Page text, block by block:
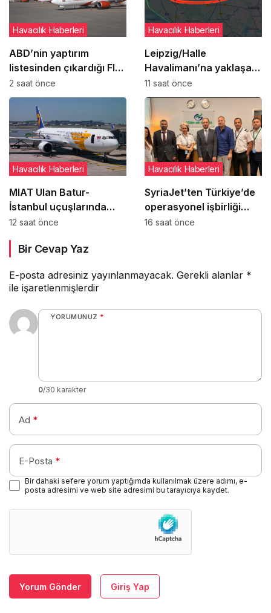
ABD’nin yaptırım
listesinden çıkardığı Fly
Baghdad ile ilgili
detaylar ortaya çıktı
Havacılık Haberleri
2 saat önce
Leipzig/Halle
Havalimanı’na yaklaşan
DHL uçağı bilinmeyen
cisimle çarpıştı
Havacılık Haberleri
11 saat önce
MIAT Ulan Batur-
İstanbul uçuşlarında
geçici güzergah
Havacılık Haberleri
12 saat önce
SyriaJet’ten Türkiye’de
operasyonel işbirliği
adımı
Havacılık Haberleri
16 saat önce
Bir Cevap Yaz
E-posta adresiniz yayınlanmayacak. Gerekli alanlar *
ile işaretlenmişlerdir
YORUMUNUZ *
0/30 karakter
Ad *
E-Posta *
Bir dahaki sefere yorum yaptığımda kullanılmak üzere adımı, e-
posta adresimi ve web site adresimi bu tarayıcıya kaydet.
Yorum Gönder Giriş Yap